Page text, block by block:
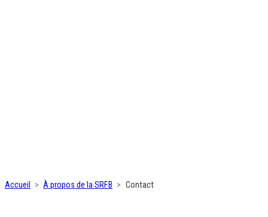
Accueil À propos de la SRFB Contact